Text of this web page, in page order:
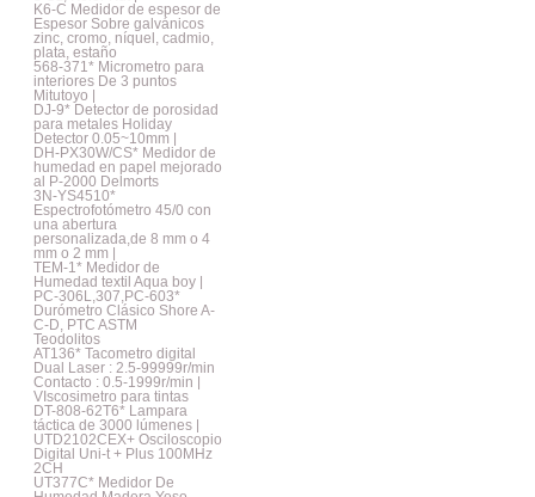
K6-C Medidor de espesor de
Espesor Sobre galvánicos
zinc, cromo, níquel, cadmio,
plata, estaño
568-371* Micrometro para
interiores De 3 puntos
Mitutoyo |
DJ-9* Detector de porosidad
para metales Holiday
Detector 0.05~10mm |
DH-PX30W/CS* Medidor de
humedad en papel mejorado
al P-2000 Delmorts
3N-YS4510*
Espectrofotómetro 45/0 con
una abertura
personalizada,de 8 mm o 4
mm o 2 mm |
TEM-1* Medidor de
Humedad textil Aqua boy |
PC-306L,307,PC-603*
Durómetro Clásico Shore A-
C-D, PTC ASTM
Teodolitos
AT136* Tacometro digital
Dual Laser : 2.5-99999r/min
Contacto : 0.5-1999r/min |
VIscosimetro para tintas
DT-808-62T6* Lampara
táctica de 3000 lúmenes |
UTD2102CEX+ Osciloscopio
Digital Uni-t + Plus 100MHz
2CH
UT377C* Medidor De